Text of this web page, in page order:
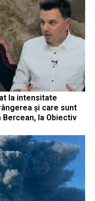
la intensitate
și care sunt
la Obiectiv